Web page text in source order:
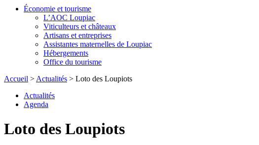
Économie et tourisme
L’AOC Loupiac
Viticulteurs et châteaux
Artisans et entreprises
Assistantes maternelles de Loupiac
Hébergements
Office du tourisme
Accueil > Actualités > Loto des Loupiots
Actualités
Agenda
Loto des Loupiots